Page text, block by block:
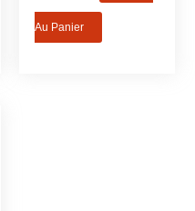
Au Panier